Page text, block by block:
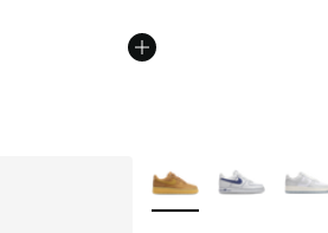
Meer kleuren